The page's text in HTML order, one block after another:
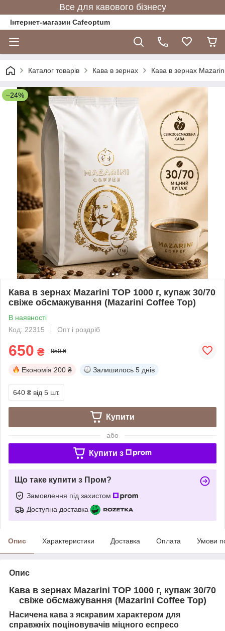
Все для кавового бізнесу
Інтернет-магазин Cafeoptum
Каталог товарів Кава в зернах Кава в зернах
–24%
Кава в зернах Mazarini TOP 1000 г, купаж 30/70
свіже обсмажування (Mazarini Coffee Top)
В наявності
Код: 22315
Опт і роздріб
650 ₴ 850 ₴
Економія 200 ₴ Залишилось 5 днів
640 ₴ від 5 шт.
Купити
або
Купити з
Що таке купити з Пром?
Замовлення під захистом
Доступна доставка
Опис Характеристики Доставка Оплата Умови
Опис
Кава в зернах Mazarini TOP 1000 г, купаж 30/70
свіже обсмажування (Mazarini Coffee Top)
Насичена кава з яскравим характером для
справжніх поціновувачів міцного еспресо